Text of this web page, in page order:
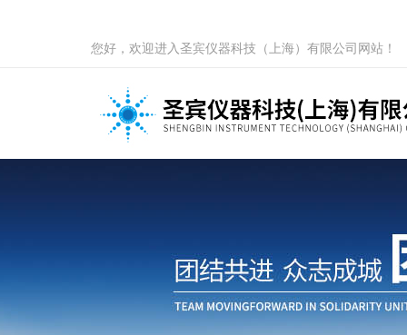
您好，欢迎进入圣宾仪器科技（上海）有限公司网站！